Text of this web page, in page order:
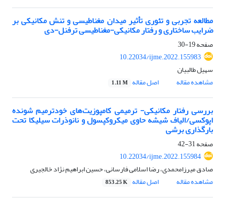
مطالعه تجربی و تئوری تأثیر میدان مغناطیسی و تنش مکانیکی بر
ضرایب ساختاری و رفتار مکانیکی-مغناطیسی ترفنل-دی
صفحه19-30
10.22034/ijme.2022.155983
سهیل طالبیان
مشاهده مقاله
اصل مقاله 1.11 M
بررسی رفتار مکانیکی- ترمیمی کامپوزیت‌های خودترمیم شونده
اپوکسی/الیاف شیشه حاوی میکروکپسول و نانوذرات سیلیکا تحت
بارگذاری برشی
صفحه31-42
10.22034/ijme.2022.155984
صادق میرزامحمدی، رضا اسلامی فارسانی، حسین ابراهیم نژاد خالجیری
مشاهده مقاله
اصل مقاله 853.25 K